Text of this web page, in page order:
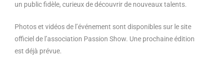
un public fidèle, curieux de découvrir de nouveaux talents.
Photos et vidéos de l’événement sont disponibles sur le site
officiel de l’association Passion Show. Une prochaine édition
est déjà prévue.